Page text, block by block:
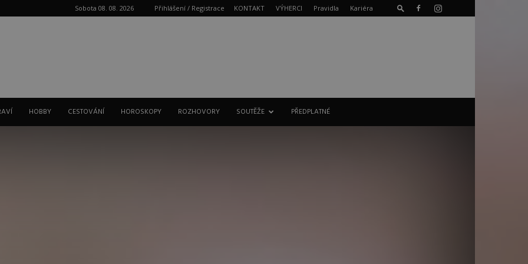
Sobota 08. 08. 2026 Přihlášení / Registrace KONTAKT VÝHERCI Pravidla Kariéra
HOBBY CESTOVÁNÍ HOROSKOPY ROZHOVORY SOUTĚŽE PŘEDPLATNÉ